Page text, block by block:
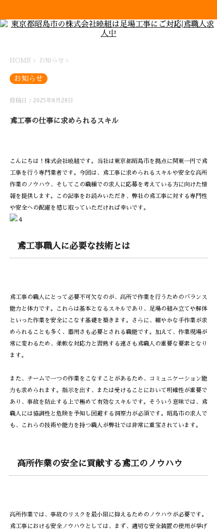
HOME > お知らせ >
お知らせ
投稿日：2025年8月28日
鳶工事の仕事に求められるスキル
こんにちは！株式会社曉組です。当社は東京都昭島市を拠点に関東一円で鳶
工事を行う専門業者です。今回は、鳶工事に求められるスキルや安全な高所
作業のノウハウ、そしてこの職種での求人に応募を考えている方に向けた情
報を提供します。この記事をお読みいただき、弊社の鳶工事に対する専門性
や安全への配慮を感じ取っていただければ幸いです。
鳶工事職人に必要な技術とは
鳶工事の職人にとって必要不可欠なのが、高所で作業を行うためのバランス
能力と体力です。これらは基本となるスキルであり、足場の組み立てや解体
といった作業を安全にこなす基礎を築きます。さらに、細やかな手作業が求
められることも多く、器用さも必要とされる職能です。加えて、作業現場が
常に変わるため、柔軟な対応力と習熟する速さも鳶職人の重要な要素となり
ます。
また、チームで一つの作業をこなすことがあるため、コミュニケーション能
力も求められます。指示を出す、または受けることにおいて明確性が重要で
あり、事故を防止する上で極めて有効なスキルです。そういう意味では、鳶
職人には協調性と危険を予知し回避する洞察力が必須です。昭島市の求人で
も、これらの技術や能力を持つ職人が弊社では非常に重宝されています。
高所作業の安全に貢献する鳶工のノウハウ
高所作業では、事故のリスクを最小限に抑えるためのノウハウが必要です。
鳶工事における安全ノウハウとしては、まず、適切な安全装置の使用が挙げ